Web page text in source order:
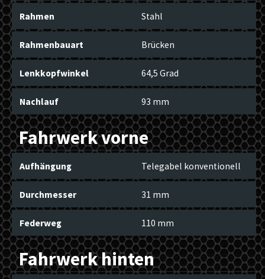
Rahmen Stahl
Rahmenbauart Brücken
Lenkkopfwinkel 64,5 Grad
Nachlauf 93 mm
Fahrwerk vorne
Aufhängung Telegabel konventionell
Durchmesser 31 mm
Federweg 110 mm
Fahrwerk hinten